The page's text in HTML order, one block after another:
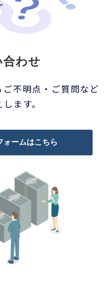
合わせ
不明点・ご質問など
ます。
ォームはこちら